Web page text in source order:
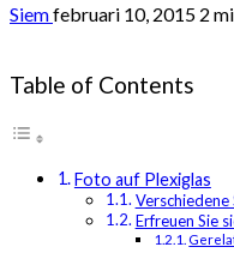
Siemfebruari 10, 2015 2
Table of Contents
Foto auf Plexiglas
Verschiedene
Erfreuen Sie